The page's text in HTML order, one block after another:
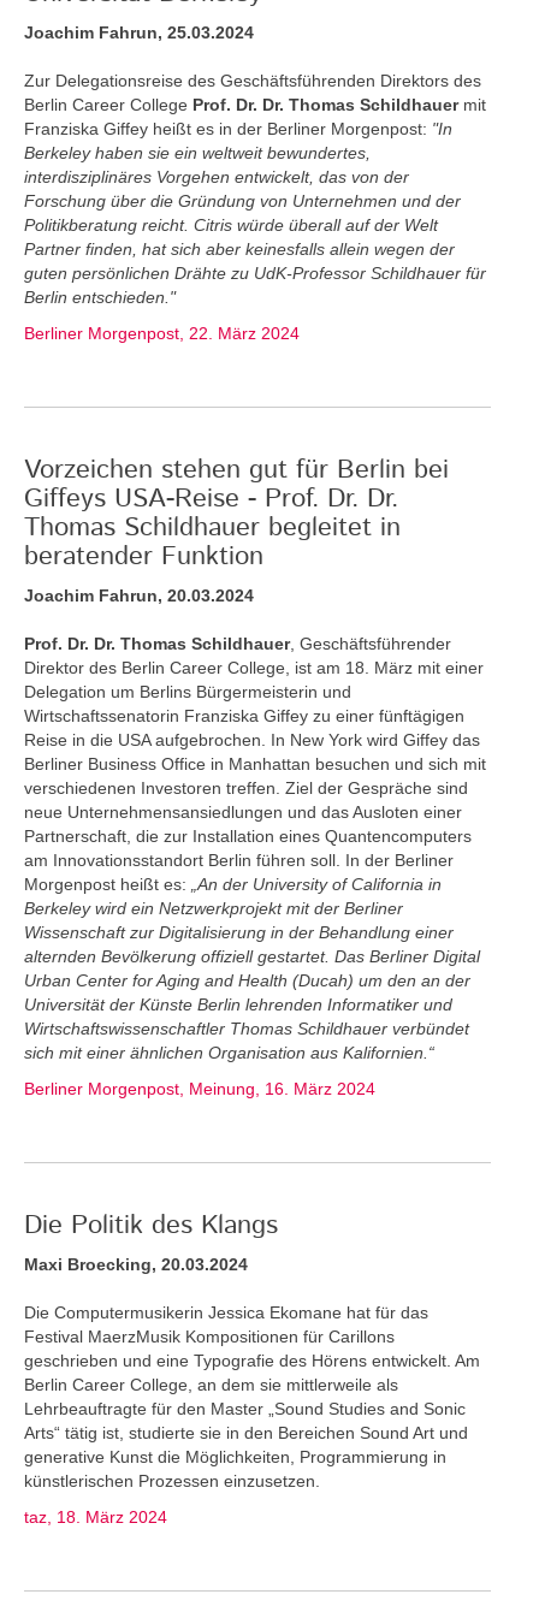
Joachim Fahrun, 25.03.2024
Zur Delegationsreise des Geschäftsführenden Direktors des
Berlin Career College Prof. Dr. Dr. Thomas Schildhauermit
Franziska Giffey heißt es in der Berliner Morgenpost: "In
Berkeley haben sie ein weltweit bewundertes,
interdisziplinäres Vorgehen entwickelt, das von der
Forschung über die Gründung von Unternehmen und der
Politikberatung reicht. Citris würde überall auf der Welt
Partner finden, hat sich aber keinesfalls allein wegen der
guten persönlichen Drähte zu UdK-Professor Schildhauer für
Berlin entschieden."
Berliner Morgenpost, 22. März 2024
Vorzeichen stehen gut für Berlin bei
Giffeys USA-Reise - Prof. Dr. Dr.
Thomas Schildhauer begleitet in
beratender Funktion
Joachim Fahrun, 20.03.2024
Prof. Dr. Dr. Thomas Schildhauer, Geschäftsführender
Direktor des Berlin Career College, ist am 18. März mit einer
Delegation um Berlins Bürgermeisterin und
Wirtschaftssenatorin Franziska Giffey zu einer fünftägigen
Reise in die USA aufgebrochen. In New York wird Giffey das
Berliner Business Office in Manhattan besuchen und sich mit
verschiedenen Investoren treffen. Ziel der Gespräche sind
neue Unternehmensansiedlungen und das Ausloten einer
Partnerschaft, die zur Installation eines Quantencomputers
am Innovationsstandort Berlin führen soll. In der Berliner
Morgenpost heißt es:
„An der University of California in
Berkeley wird ein Netzwerkprojekt mit der Berliner
Wissenschaft zur Digitalisierung in der Behandlung einer
alternden Bevölkerung offiziell gestartet. Das Berliner Digital
Urban Center for Aging and Health (Ducah) um den an der
Universität der Künste Berlin lehrenden Informatiker und
Wirtschaftswissenschaftler Thomas Schildhauer verbündet
sich mit einer ähnlichen Organisation aus Kalifornien.“
Berliner Morgenpost, Meinung, 16. März 2024
Die Politik des Klangs
Maxi Broecking, 20.03.2024
Die Computermusikerin Jessica Ekomane hat für das
Festival MaerzMusik Kompositionen für Carillons
geschrieben und eine Typografie des Hörens entwickelt. Am
Berlin Career College, an dem sie mittlerweile als
Lehrbeauftragte für den Master „Sound Studies and Sonic
Arts“ tätig ist, studierte sie in den Bereichen Sound Art und
generative Kunst die Möglichkeiten, Programmierung in
künstlerischen Prozessen einzusetzen.
taz, 18. März 2024